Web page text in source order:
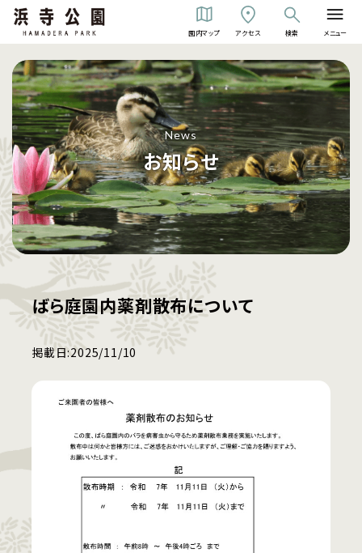
園内マップ アクセス 検索 メニュー
News
お知らせ
ばら庭園内薬剤散布について
掲載日:2025/11/10